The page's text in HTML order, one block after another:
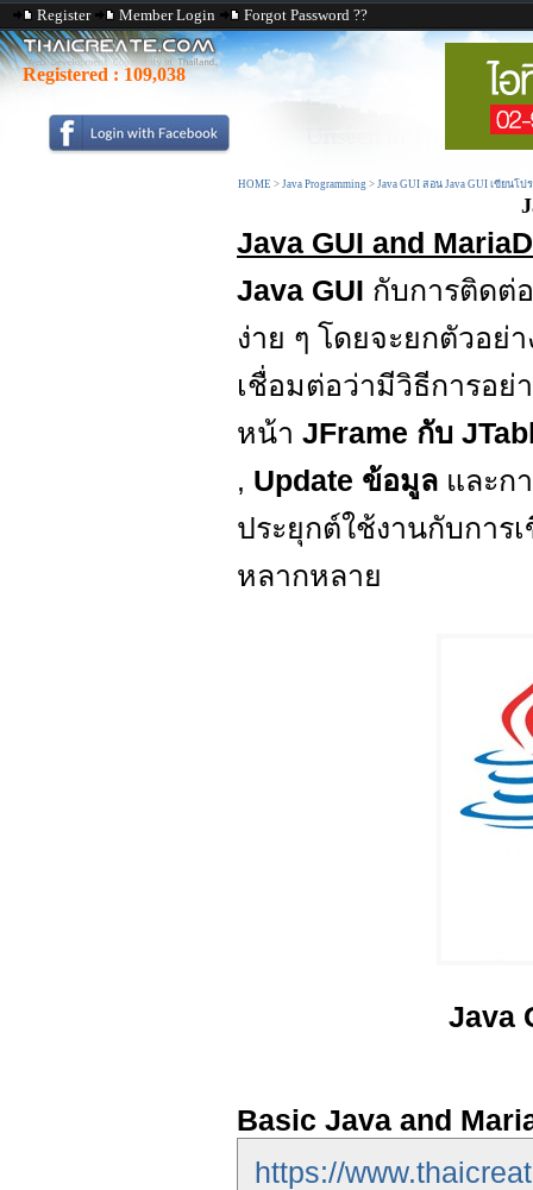
Register Member Login Forgot Password ??
Registered : 109,038
HOME > Java Programming > Java GUI สอน Java GUI เขียนโ
Java GUI and
Java GUI กับการติดต่
ง่าย ๆ โดยจะยกตัวอย่
เชื่อมต่อว่ามีวิธีการอย่
หน้า JFrame กับ
, Update ข้อมูล และก
ประยุกต์ใช้งานกับการ
หลากหลาย
Java
Basic Java and
https://